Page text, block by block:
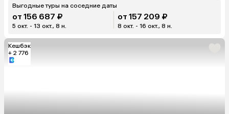
Выгодные туры на соседние даты
от 156 687 ₽
5 окт. - 13 окт., 8 н.
от 157 209 ₽
8 окт. - 16 окт., 8 н.
Кешбэк
+ 2 776